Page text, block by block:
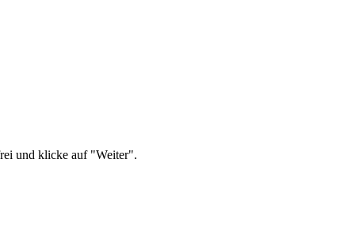
und klicke auf "Weiter".